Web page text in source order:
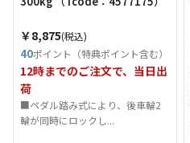
￥8,875(税込)
40ポイント（特典ポイント含む）
12時までのご注文で、当日出
荷
■ペダル踏み式により、後車輪2
輪が同時にロックし...